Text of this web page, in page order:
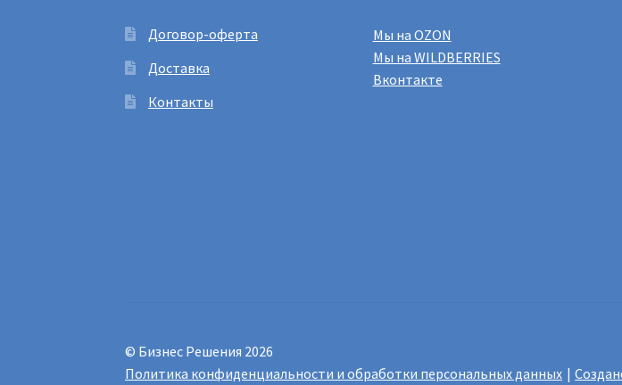
Договор-оферта
Доставка
Контакты
Мы на OZON
Мы на WILDBERRIES
Вконтакте
© Бизнес Решения 2026
Политика конфиденциальности и обработки персональных данных